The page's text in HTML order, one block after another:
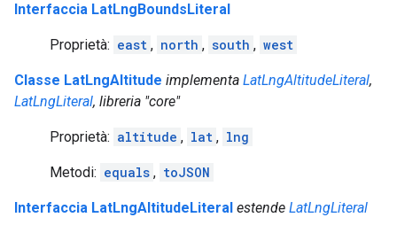
Interfaccia LatLngBoundsLiteral
Proprietà: east , north , south , west
Classe LatLngAltitude implementa LatLngAltitudeLiteral,
LatLngLiteral, libreria "core"
Proprietà: altitude , lat , lng
Metodi: equals , toJSON
Interfaccia LatLngAltitudeLiteral estende LatLngLiteral